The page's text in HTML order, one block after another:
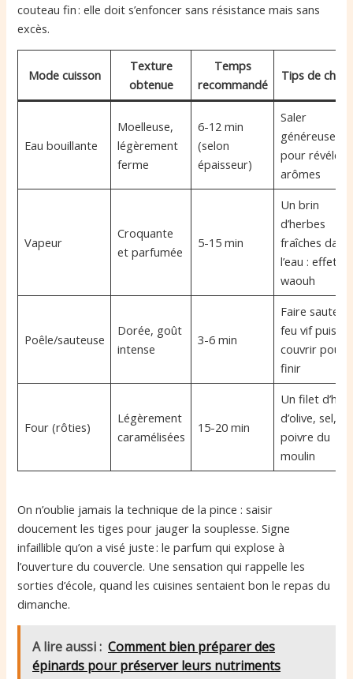
couteau fin : elle doit s’enfoncer sans résistance mais sans
excès.
Mode cuisson
Texture
obtenue
Temps
recommandé
Tips de chef
Eau bouillante
Moelleuse,
légèrement
ferme
6-12 min
(selon
épaisseur)
Saler
pour révéler
arômes
Vapeur
Croquante
et parfumée
5-15 min
Un brin
d’herbes
fraîches dans
l’eau : effet
waouh
Poêle/sauteuse
Dorée, goût
intense
3-6 min
Faire sauter à
feu vif puis
couvrir pour
finir
Four (rôties)
Légèrement
caramélisées
15-20 min
Un filet
d’olive, sel,
poivre du
moulin
On n’oublie jamais la technique de la pince : saisir
doucement les tiges pour jauger la souplesse. Signe
infaillible qu’on a visé juste : le parfum qui explose à
l’ouverture du couvercle. Une sensation qui rappelle les
sorties d’école, quand les cuisines sentaient bon le repas du
dimanche.
A lire aussi : Comment bien préparer des
épinards pour préserver leurs nutriments